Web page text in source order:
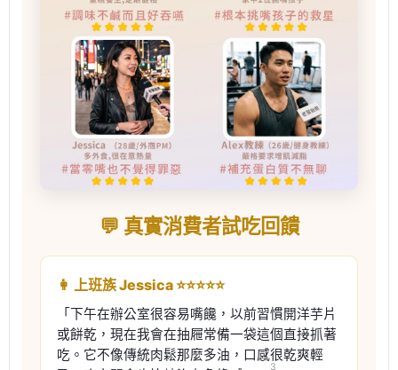
💬 真實消費者試吃回饋
👩 上班族 Jessica ⭐⭐⭐⭐⭐
「下午在辦公室很容易嘴饞，以前習慣開洋芋片
或餅乾，現在我會在抽屜常備一袋這個直接抓著
吃。它不像傳統肉鬆那麼多油，口感很乾爽輕
3